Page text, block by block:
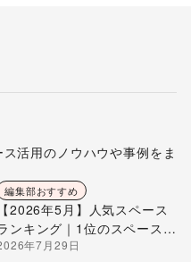
活用のノウハウや事例をま
編集部おすすめ
【2026年5月】人気スペース
ンキング｜1位のスペースを
集部が解説
年7月29日